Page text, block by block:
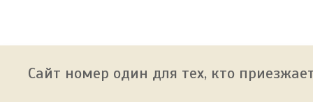
Сайт номер один для тех, кто